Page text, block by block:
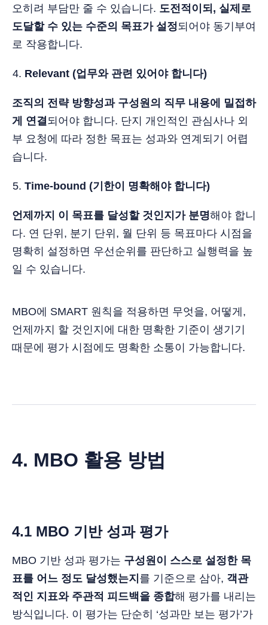
오히려 부담만 줄 수 있습니다. 도전적이되, 실제로
도달할 수 있는 수준의 목표가 설정되어야 동기부여
로 작용합니다.
Relevant (업무와 관련 있어야 합니다)
조직의 전략 방향성과 구성원의 직무 내용에 밀접하
게 연결 되어야 합니다. 단지 개인적인 관심사나 외
부 요청에 따라 정한 목표는 성과와 연계되기 어렵
습니다.
Time-bound (기한이 명확해야 합니다)
언제까지 이 목표를 달성할 것인지가 분명해야 합니
다. 연 단위, 분기 단위, 월 단위 등 목표마다 시점을
명확히 설정하면 우선순위를 판단하고 실행력을 높
일 수 있습니다.
MBO에 SMART 원칙을 적용하면 무엇을, 어떻게,
언제까지 할 것인지에 대한 명확한 기준이 생기기
때문에 평가 시점에도 명확한 소통이 가능합니다.
4. MBO 활용 방법
4.1 MBO 기반 성과 평가
MBO 기반 성과 평가는 구성원이 스스로 설정한 목
표를 어느 정도 달성했는지 를 기준으로 삼아, 객관
적인 지표와 주관적 피드백을 종합해 평가를 내리는
방식입니다. 이 평가는 단순히 ‘성과만 보는 평가’가